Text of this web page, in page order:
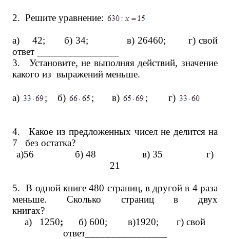
2. Решите уравнение:
а) 42; б) 34; в) 26460; г) свой
ответ ________________
3.
Установите, не выполняя действий, значение
какого из выражений меньше.
а) ; б) ; в) ; г)
4.
Какое из предложенных чисел не делится на
7 без остатка?
а)56 б) 48 в) 35 г)
21
5. В одной книге 480 страниц, в другой в 4 раза
меньше. Сколько страниц в двух
книгах?
а) 1250; б) 600; в)1920; г) свой
ответ________________